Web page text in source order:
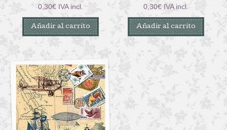
0,30€ IVA incl.
Añadir al carrito
0,30€ IVA incl.
Añadir al carrito